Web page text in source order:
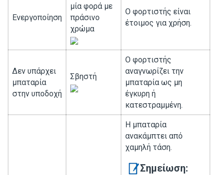
Ενεργοποίηση
μία φορά με
πράσινο
χρώμα
Ο φορτιστής είναι
έτοιμος για χρήση.
Δεν υπάρχει
μπαταρία
στην υποδοχή
Σβηστή
Ο φορτιστής
αναγνωρίζει την
μπαταρία ως μη
έγκυρη ή
κατεστραμμένη.
Η μπαταρία
ανακάμπτει από
χαμηλή τάση.
Σημείωση: